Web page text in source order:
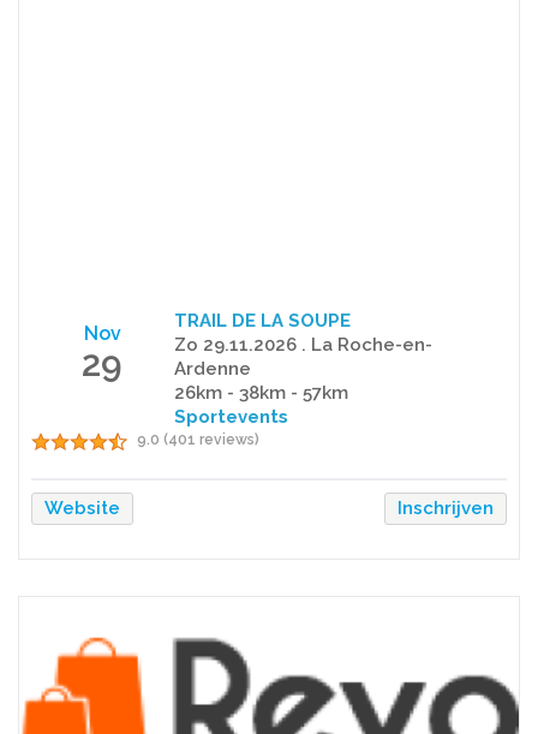
Nov
29
TRAIL DE LA SOUPE
Zo 29.11.2026 . La Roche-en-
Ardenne
26km - 38km - 57km
Sportevents
9.0 (401 reviews)
Website Inschrijven